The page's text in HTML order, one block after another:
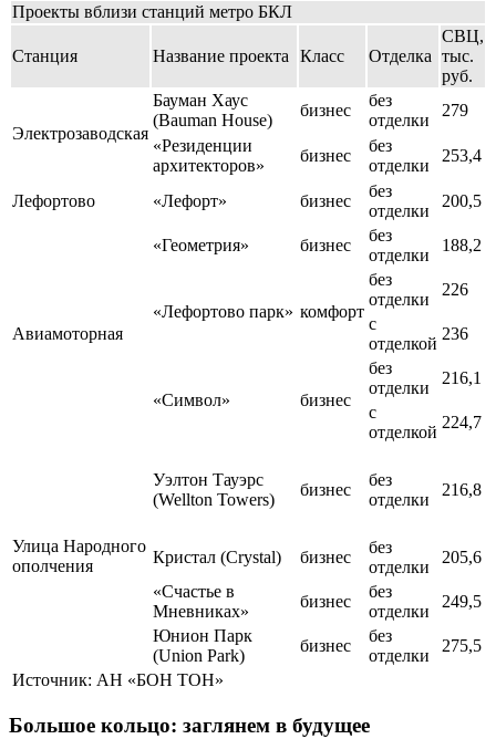
Проекты вблизи станций метро БКЛ
Станция Название проекта Класс Отделка
СВЦ,
тыс.
руб.
Электрозаводская
Бауман Хаус
(Bauman House)
бизнес
без
отделки
279
«Резиденции
архитекторов»
бизнес
без
отделки
253,4
Лефортово «Лефорт» бизнес
без
отделки
200,5
Авиамоторная
«Геометрия» бизнес
без
отделки
188,2
«Лефортово парк» комфорт
без
отделки
226
с
отделкой
236
«Символ» бизнес
без
отделки
216,1
с
отделкой
224,7
Улица Народного
ополчения
Уэлтон Тауэрс
(Wellton Towers)
бизнес
без
отделки
216,8
Кристал (Crystal) бизнес
без
отделки
205,6
«Счастье в
Мневниках»
бизнес
без
отделки
249,5
Юнион Парк
(Union Park)
бизнес
без
отделки
275,5
Источник: АН «БОН ТОН»
Большое кольцо: заглянем в будущее